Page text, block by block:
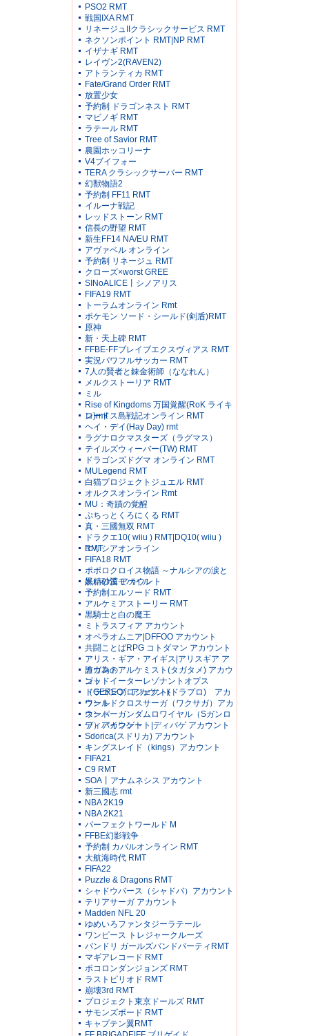
PSO2 RMT
戦国IXA RMT
リネージュIIクラシックサービス RMT
ネクソンポイント RMT|NP RMT
イザナギ RMT
レイヴン2(RAVEN2)
アトランティカ RMT
Fate/Grand Order RMT
放置少女
予約制 ドラゴンネスト RMT
マビノギ RMT
ラテール RMT
Tree of Savior RMT
農園ホッコリーナ
V4ブイフォー
TERA クラシックサーバー RMT
幻獣物語2
予約制 FF11 RMT
イルーナ戦記
レッドストーン RMT
信長の野望 RMT
新生FF14 NA/EU RMT
アヴァベル オンライン
予約制 リネージュ RMT
クローズ×worst GREE
SINoALICE丨シノアリス
FIFA19 RMT
トーラムオンライン Rmt
ポケモン ソード・シールド(剣盾)RMT
原神
新・天上碑 RMT
FFBE-FFブレイブエクスヴィアス RMT
実況パワフルサッカー RMT
7人の賢者と錬金術師（ななれん）
メルクストーリア RMT
ミル
Rise of Kingdoms 万国覚醒(RoK ライキ
ン)rmt
ロードス島戦記オンライン RMT
ヘイ・デイ(Hay Day) rmt
ラグナロクマスターズ（ラグマス）
テイルズウィーバー(TW) RMT
ドラゴンズドグマ オンライン RMT
MULegend RMT
白猫プロジェクトジュエル RMT
オルクスオンライン Rmt
MU：奇蹟の覚醒
ぷちっとくろにくる RMT
真・三國無双 RMT
ドラクエ10( wiiu ) RMT|DQ10( wiiu )
RMT
エリシアオンライン
FIFA18 RMT
ポポロクロイス物語 ～ナルシアの涙と
妖精の笛 アカウント
黒い砂漠モバイル
予約制エルソード RMT
アルケミアストーリー RMT
黒騎士と白の魔王
ミトラスフィア アカウント
オペラオムニア|DFFOO アカウント
共闘ことばRPG コトダマン アカウント
アリス・ギア・アイギス|アリスギア ア
カウント
誰ガ為のアルケミスト(タガタメ) アカウ
ント
ゴッドイーターレゾナントオプス
（GEREO）アカウント
ドラゴンプロジェクト(ドラプロ) アカ
ウント
ワールドクロスサーガ（ワクサガ）アカ
ウント
スーパーガンダムロワイヤル（Sガンロ
ワ）アカウント
ディバインゲート|ディバゲ アカウント
Sdorica(スドリカ) アカウント
キングスレイド（kings）アカウント
FIFA21
C9 RMT
SOA丨アナムネシス アカウント
新三國志 rmt
NBA 2K19
NBA 2K21
パーフェクトワールド M
FFBE幻影戦争
予約制 カバルオンライン RMT
大航海時代 RMT
FIFA22
Puzzle & Dragons RMT
シャドウバース（シャドバ）アカウント
テリアサーガ アカウント
Madden NFL 20
ゆめいろファンタジーラテール
ワンピース トレジャークルーズ
バンドリ ガールズバンドパーティRMT
マギアレコード RMT
ポコロンダンジョンズ RMT
ラストピリオド RMT
崩壊3rd RMT
プロジェクト東京ドールズ RMT
サモンズボード RMT
キャプテン翼RMT